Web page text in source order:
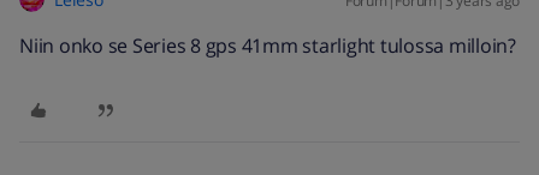
Niin onko se Series 8 gps 41mm starlight tulossa milloin?